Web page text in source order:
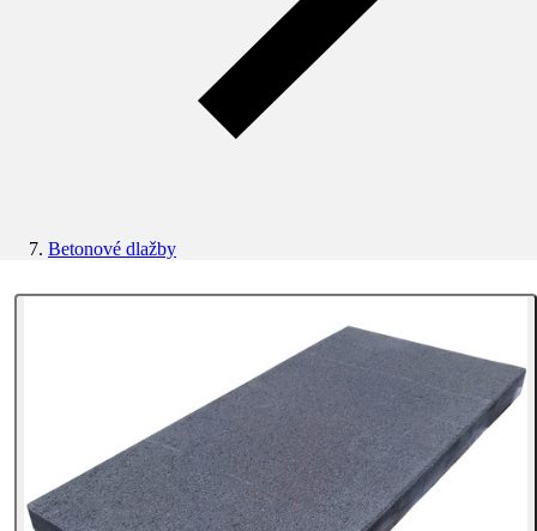
Betonové dlažby